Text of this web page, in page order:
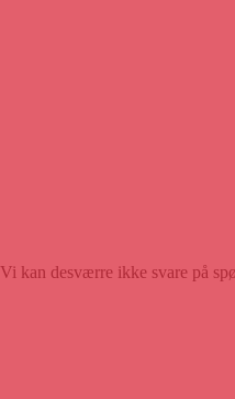
Vi kan desværre ikke svare på